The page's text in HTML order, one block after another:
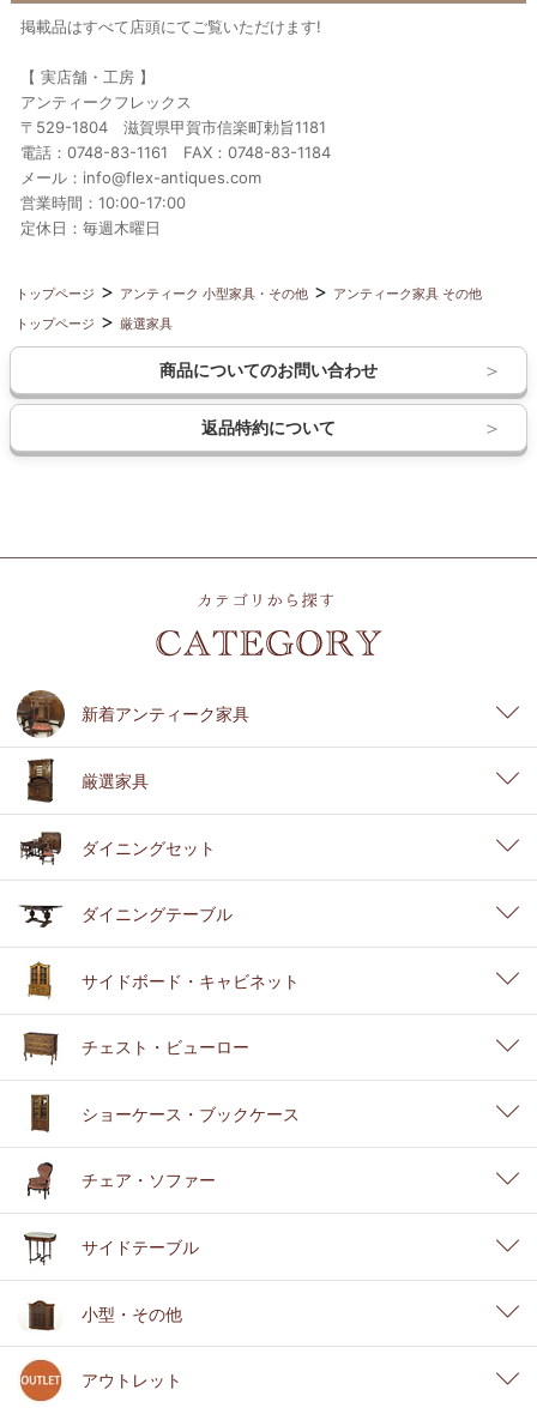
掲載品はすべて店頭にてご覧いただけます!
【 実店舗・工房 】
アンティークフレックス
〒529-1804 滋賀県甲賀市信楽町勅旨1181
電話：0748-83-1161 FAX：0748-83-1184
メール：info@flex-antiques.com
営業時間：10:00-17:00
定休日：毎週木曜日
トップページ アンティーク 小型家具・その他
アンティーク家具 その他
トップページ
厳選家具
商品についてのお問い合わせ
返品特約について
新着アンティーク家具
厳選家具
ダイニングセット
ダイニングテーブル
サイドボード・キャビネット
チェスト・ビューロー
ショーケース・ブックケース
チェア・ソファー
サイドテーブル
小型・その他
アウトレット